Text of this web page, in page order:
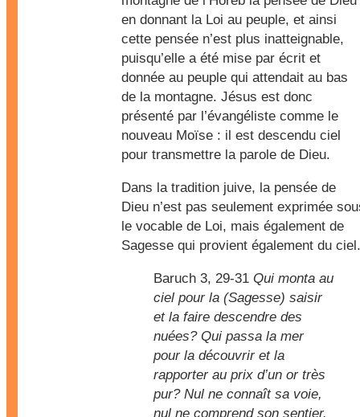
en donnant la Loi au peuple, et ainsi
cette pensée n’est plus inatteignable,
puisqu’elle a été mise par écrit et
donnée au peuple qui attendait au bas
de la montagne. Jésus est donc
présenté par l’évangéliste comme le
nouveau Moïse : il est descendu ciel
pour transmettre la parole de Dieu.
Dans la tradition juive, la pensée de
Dieu n’est pas seulement exprimée
le vocable de Loi, mais également de
Sagesse qui provient également du ciel.
Baruch 3, 29-31 Qui monta au
ciel pour la (Sagesse) saisir
et la faire descendre des
nuées? Qui passa la mer
pour la découvrir et la
rapporter au prix d’un or très
pur? Nul ne connaît sa voie,
nul ne comprend son sentier.